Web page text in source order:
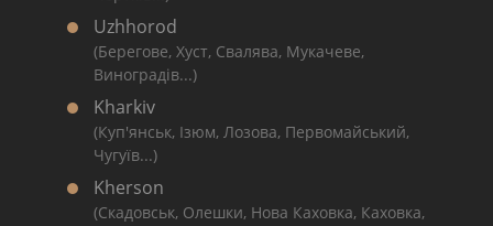
Uzhhorod
(Берегове, Хуст, Свалява, Мукачеве,
Виноградів...)
Kharkiv
(Куп'янськ, Ізюм, Лозова, Первомайський,
Чугуїв...)
Kherson
(Скадовськ, Олешки, Нова Каховка, Каховка,